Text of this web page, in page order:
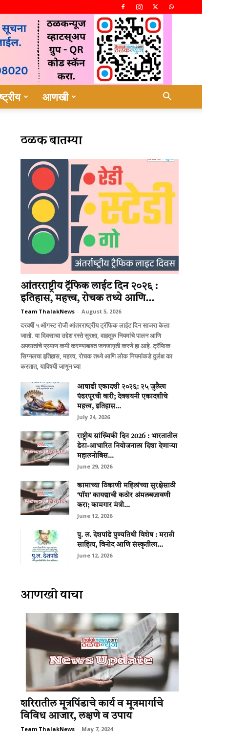
आणखी
ठळक बातम्या
आंतरराष्ट्रीय ट्रॅफिक लाईट दिन २०२६ :
इतिहास, महत्त्व, रोचक तथ्ये आणि...
Team ThalakNews - August 5, 2026
दरवर्षी ५ ऑगस्ट रोजी आंतरराष्ट्रीय ट्रॅफिक लाईट दिन साजरा केला
जातो. या दिवसाचा उद्देश रस्ते सुरक्षा, वाहतूक नियमांचे पालन आणि
अपघातांचे प्रमाण कमी करण्याबाबत जनजागृती करणे हा आहे. ट्रॅफिक
सिग्नलचा इतिहास, महत्त्व, रोचक तथ्ये आणि लोक नियमांकडे दुर्लक्ष का
करतात, याविषयी जाणून घ्या
आषाढी एकादशी २०२६: २५ जुलैला
पंढरपूरची वारी; देवशयनी एकादशीचे
महत्त्व, इतिहास...
July 24, 2026
राष्ट्रीय सांख्यिकी दिन 2026 : भारतातील
डेटा-आधारित नियोजनाला दिशा देणाऱ्या
महालनोबिस...
June 29, 2026
कामाच्या ठिकाणी महिलांच्या सुरक्षेसाठी
‘पॉश’ कायद्याची कठोर अंमलबजावणी
करा; कामगार मंत्री...
June 12, 2026
पु. ल. देशपांडे पुण्यतिथी विशेष : मराठी
साहित्य, विनोद आणि संस्कृतीला...
June 12, 2026
आणखी वाचा
शरिरातील मूत्रपिंडाचे कार्य व मूत्रमार्गाचे
विविध आजार, लक्षणे व उपाय
Team ThalakNews - May 7, 2024